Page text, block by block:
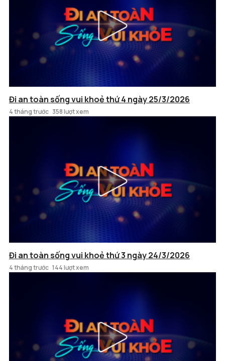
Đi an toàn sống vui khoẻ thứ 4 ngày 25/3/2026
4 tháng trước 358 lượt xem
Đi an toàn sống vui khoẻ thứ 3 ngày 24/3/2026
4 tháng trước 144 lượt xem